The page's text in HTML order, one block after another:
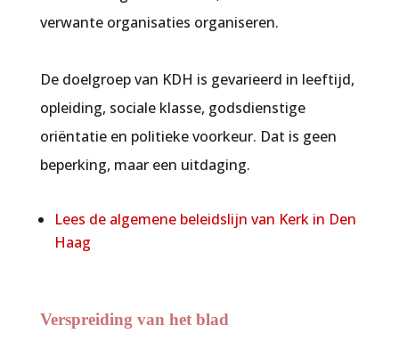
verwante organisaties organiseren.
De doelgroep van KDH is gevarieerd in leeftijd,
opleiding, sociale klasse, godsdienstige
oriëntatie en politieke voorkeur. Dat is geen
beperking, maar een uitdaging.
Lees de algemene beleidslijn van Kerk in Den
Haag
Verspreiding van het blad